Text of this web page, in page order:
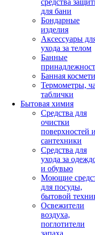
средства
для бани
Бондарные
изделия
Аксеcсуары
ухода за телом
Банные
Банная
Термометры,
таблички
Бытовая химия
Средства для
очистки
поверхностей
сантехники
Средства для
ухода за
и обувью
Моющие
для посуды,
бытовой
Освежители
воздуха,
поглотители
запаха